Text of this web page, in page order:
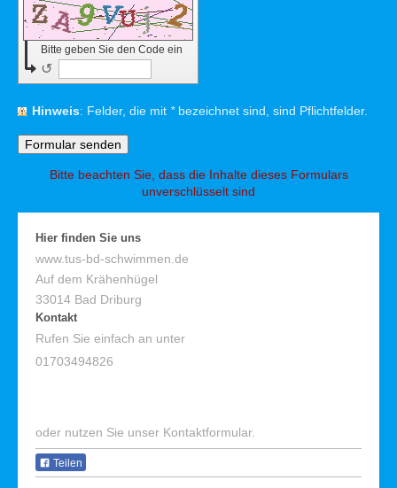
Bitte geben Sie den Code ein
↺
Hinweis : Felder, die mit *bezeichnet sind, sind Pflichtfelder.
Bitte beachten Sie, dass die Inhalte dieses Formulars
unverschlüsselt sind
Hier finden Sie uns
www.tus-bd-schwimmen.de
Auf dem Krähenhügel
33014 Bad Driburg
Kontakt
Rufen Sie einfach an unter
01703494826
oder nutzen Sie unser Kontaktformular.
Teilen